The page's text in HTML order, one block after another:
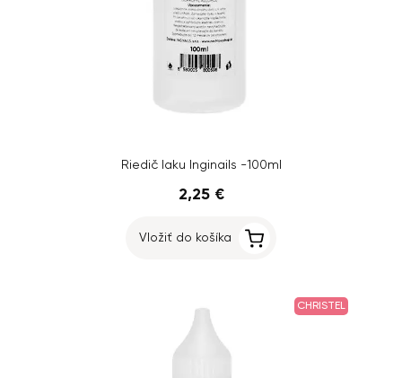
Riedič laku Inginails -100ml
2,25 €
Vložiť do košíka
CHRISTEL